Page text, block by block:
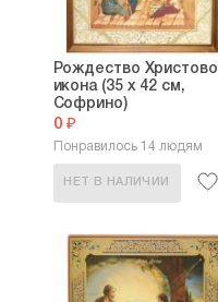
Рождество Христово
икона (35 х 42 см,
Софрино)
0 ₽
Понравилось 14 людям
НЕТ В НАЛИЧИИ